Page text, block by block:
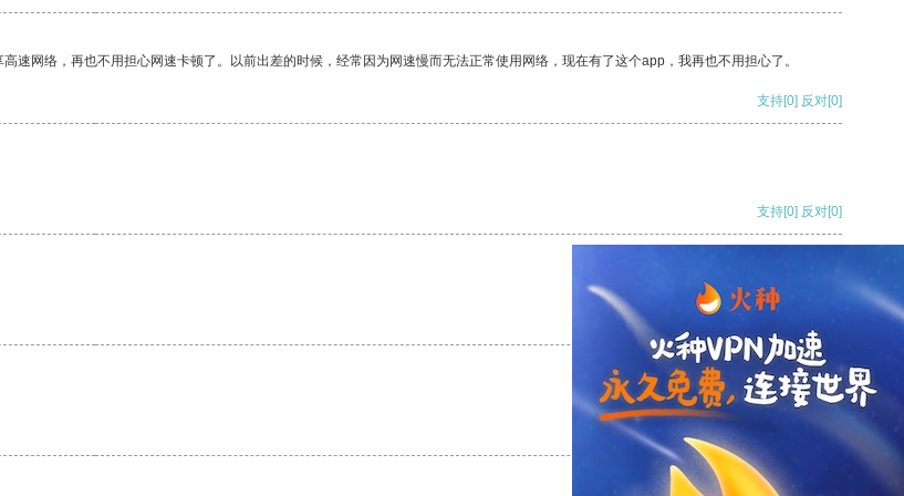
网络，再也不用担心网速卡顿了。以前出差的时候，经常因为网速慢而无法正常使用网络，现在有了这个app，我再也不用担心了。
支持[0] 反对[0]
支持[0] 反对[0]
反对